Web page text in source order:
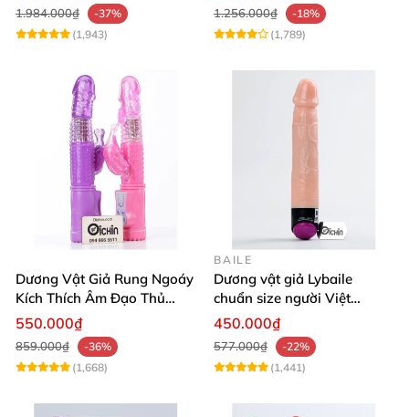
1.984.000₫
-37%
(1,943)
1.256.000₫
-18%
(1,789)
Dương Vật Giả Rung Ngoáy
Kích Thích Âm Đạo Thủ
Dâm Cho Nữ
550.000₫
859.000₫
-36%
(1,668)
BAILE
Dương vật giả Lybaile
chuẩn size người Việt
silicone mềm thơm
450.000₫
577.000₫
-22%
(1,441)